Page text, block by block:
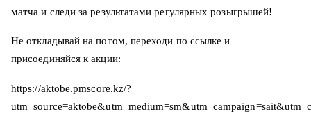
матча и следи за результатами регулярных розыгрышей!
Не откладывай на потом, переходи по ссылке и
присоединяйся к акции:
https://aktobe.pmscore.kz/?